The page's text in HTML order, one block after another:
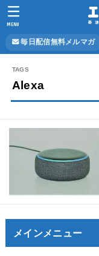
毎日配信無料メルマガ
MENU
Alexa
メインメニュー